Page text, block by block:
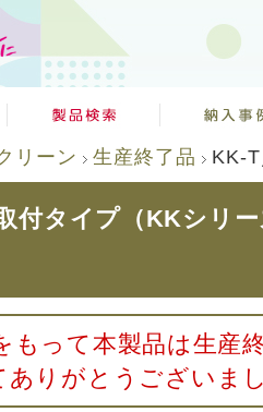
リーン 生産終了品 KK-
付タイプ（KKシリ
もって本製品は生産
ありがとうございま